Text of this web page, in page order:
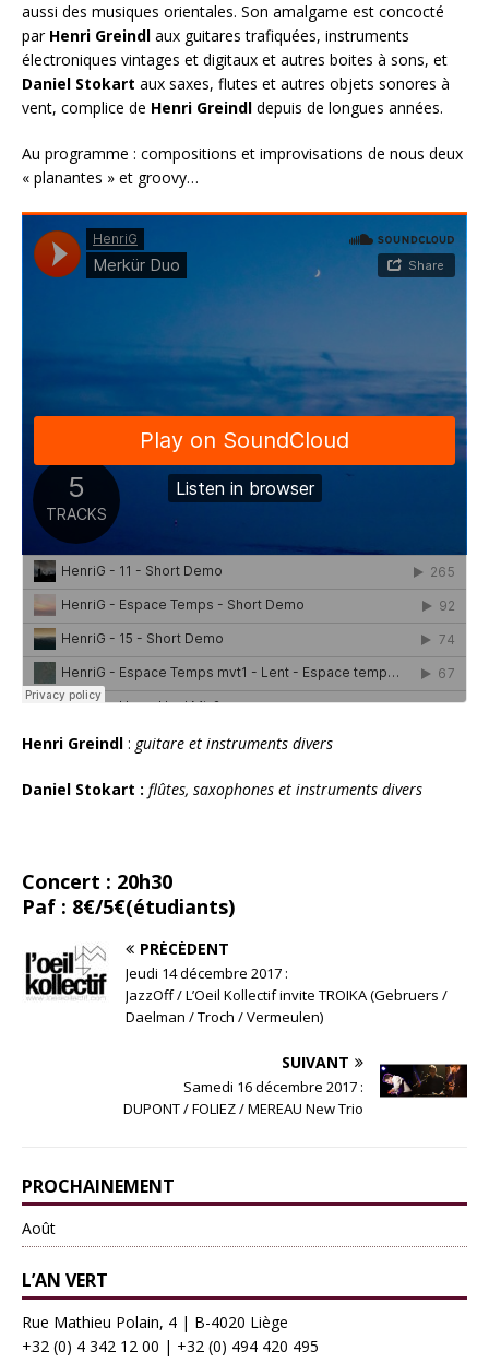
aussi des musiques orientales. Son amalgame est concocté
par Henri Greindl aux guitares trafiquées, instruments
électroniques vintages et digitaux et autres boites à sons, et
Daniel Stokart aux saxes, flutes et autres objets sonores à
vent, complice de Henri Greindl depuis de longues années.
Au programme : compositions et improvisations de nous deux
« planantes » et groovy…
Henri Greindl : guitare et instruments divers
Daniel Stokart : flûtes, saxophones et instruments divers
Concert : 20h30
Paf : 8€/5€(étudiants)
PRÉCÉDENT
Jeudi 14 décembre 2017 :
JazzOff / L’Oeil Kollectif invite TROIKA (Gebruers /
Daelman / Troch / Vermeulen)
SUIVANT
Samedi 16 décembre 2017 :
DUPONT / FOLIEZ / MEREAU New Trio
PROCHAINEMENT
Août
L’AN VERT
Rue Mathieu Polain, 4 | B-4020 Liège
+32 (0) 4 342 12 00 | +32 (0) 494 420 495